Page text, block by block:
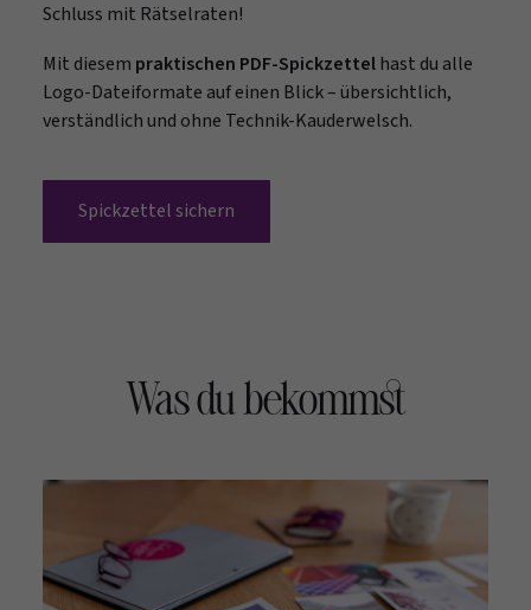
Schluss mit Rätselraten!
Mit diesem praktischen PDF-Spickzettelhast du alle
Logo-Dateiformate auf einen Blick – übersichtlich,
verständlich und ohne Technik-Kauderwelsch.
Spickzettel sichern
Was du bekommst